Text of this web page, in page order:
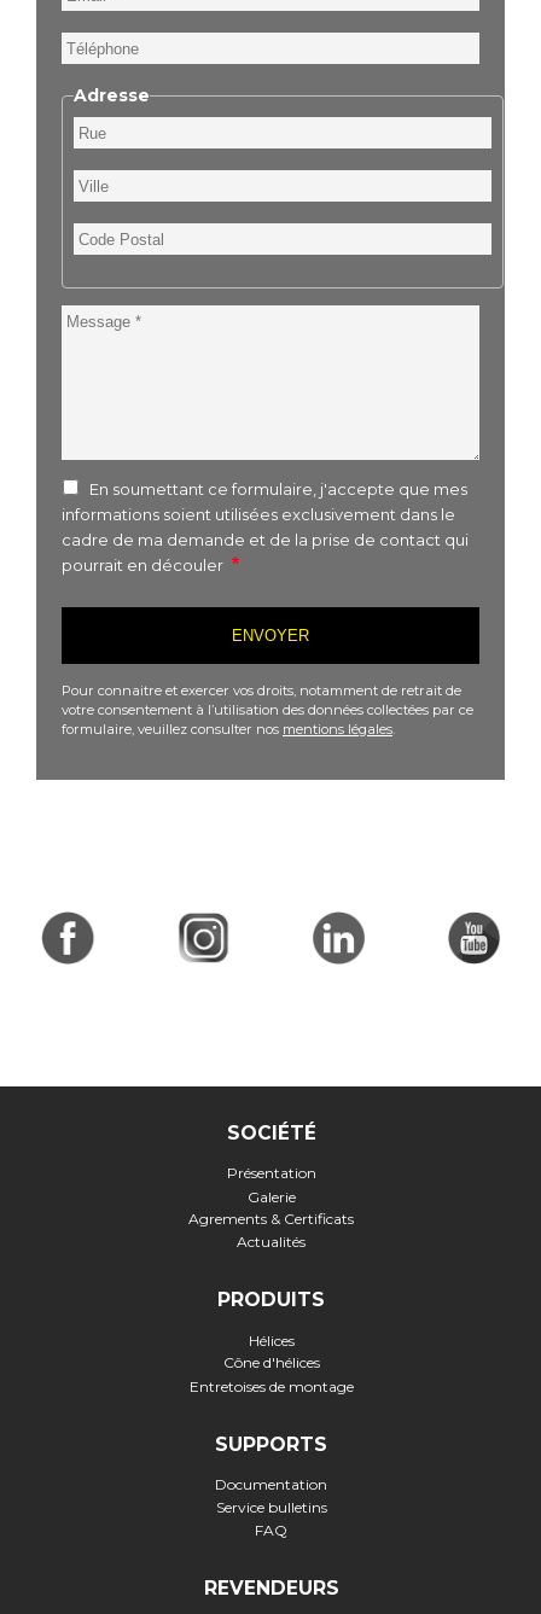
Téléphone
Adresse
Rue
Ville
Code
Postal
Message
En soumettant ce formulaire, j'accepte que mes
informations soient utilisées exclusivement dans le
cadre de ma demande et de la prise de contact qui
pourrait en découler
Pour connaitre et exercer vos droits, notamment de retrait de
votre consentement à l’utilisation des données collectées par ce
formulaire, veuillez consulter nos mentions légales
SOCIÉTÉ
Présentation
Galerie
Agrements & Certificats
Actualités
PRODUITS
Hélices
Cône d'hélices
Entretoises de montage
SUPPORTS
Documentation
Service bulletins
FAQ
REVENDEURS